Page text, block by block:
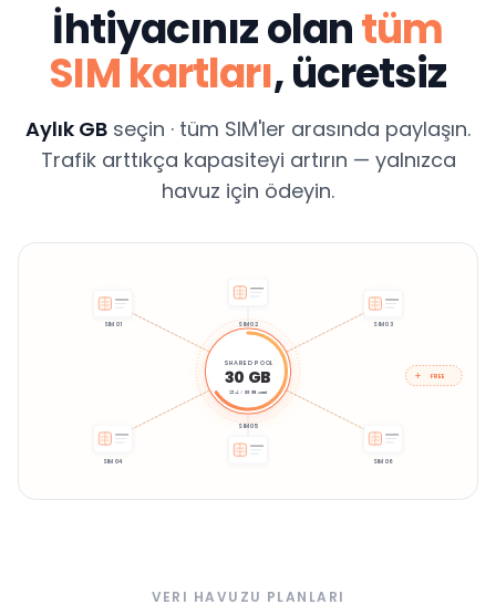
İhtiyacınız olantüm
SIM kartları, ücretsiz
Aylık GB seçin · tüm SIM'ler arasında paylaşın.
Trafik arttıkça kapasiteyi artırın — yalnızca
havuz için ödeyin.
SHARED POOL
30 GB
19.4 / 30 GB used
SIM 01 SIM 02 SIM 03
SIM 04
SIM 05
SIM 06
FREE
VERI HAVUZU PLANLARI